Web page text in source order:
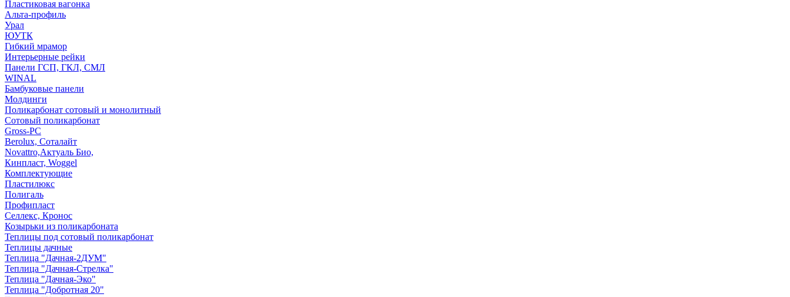
Пластиковая вагонка
Альта-профиль
Урал
ЮУТК
Гибкий мрамор
Интерьерные рейки
Панели ГСП, ГКЛ, СМЛ
WINAL
Бамбуковые панели
Молдинги
Поликарбонат сотовый и монолитный
Сотовый поликарбонат
Gross-PC
Berolux, Соталайт
Novattro,Актуаль Био,
Кинпласт, Woggel
Комплектующие
Пластилюкс
Полигаль
Профипласт
Селлекс, Кронос
Козырьки из поликарбоната
Теплицы под сотовый поликарбонат
Теплицы дачные
Теплица "Дачная-2ДУМ"
Теплица "Дачная-Стрелка"
Теплица "Дачная-Эко"
Теплица "Добротная 20"